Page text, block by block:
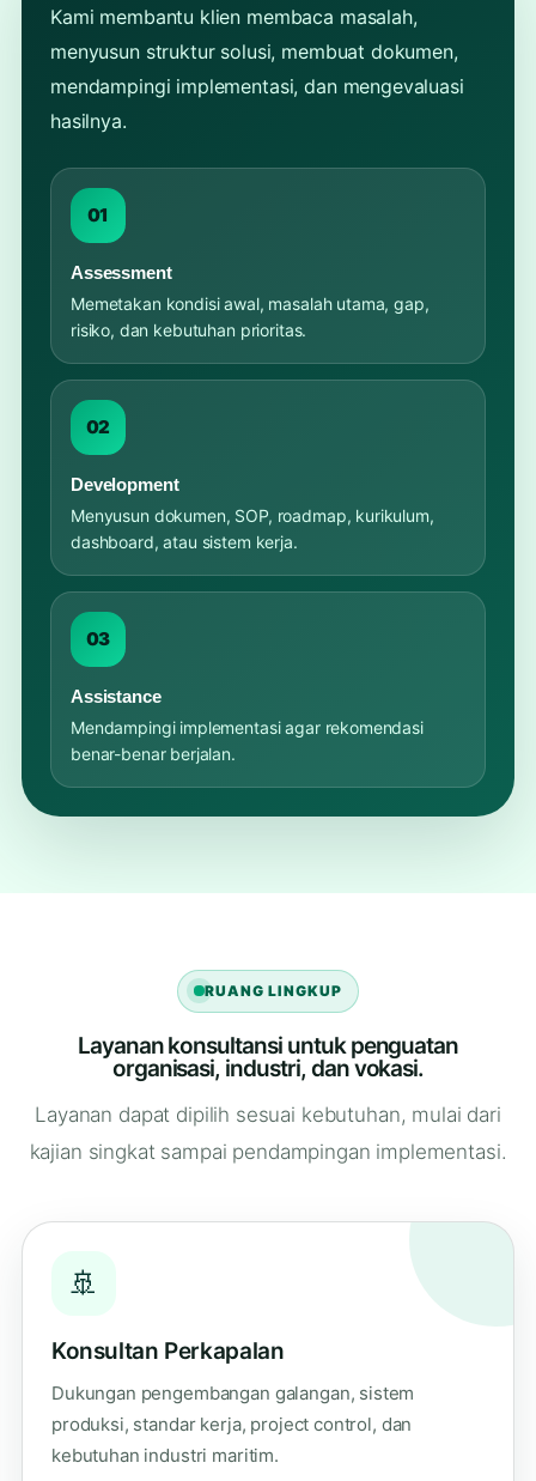
Kami membantu klien membaca masalah,
menyusun struktur solusi, membuat dokumen,
mendampingi implementasi, dan mengevaluasi
hasilnya.
01
Assessment
Memetakan kondisi awal, masalah utama, gap,
risiko, dan kebutuhan prioritas.
02
Development
Menyusun dokumen, SOP, roadmap, kurikulum,
dashboard, atau sistem kerja.
03
Assistance
Mendampingi implementasi agar rekomendasi
benar-benar berjalan.
RUANG LINGKUP
Layanan konsultansi untuk penguatan
organisasi, industri, dan vokasi.
Layanan dapat dipilih sesuai kebutuhan, mulai dari
kajian singkat sampai pendampingan implementasi.
🚢
Konsultan Perkapalan
Dukungan pengembangan galangan, sistem
produksi, standar kerja, project control, dan
kebutuhan industri maritim.